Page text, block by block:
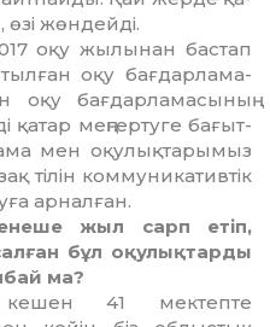
өзі жөн­дейді.
2017 оқу жылынан бастап
оқу бағдарла­ма­
оқу бағдарламасының
қатар меңгертуге ба­ғыт­
мен оқу­лықтарымыз
тілін коммуникативтік
арнал­ған.
жыл сарп етіп,
бұл оқулықтарды
ма?
41 мектепте